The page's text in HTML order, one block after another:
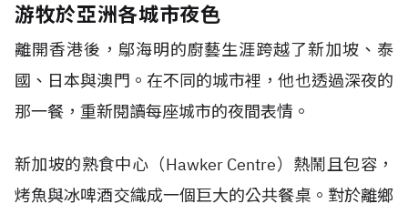
游牧於亞洲各城市夜色
離開香港後，鄔海明的廚藝生涯跨越了新加坡、泰
國、日本與澳門。在不同的城市裡，他也透過深夜的
那一餐，重新閱讀每座城市的夜間表情。
新加坡的熟食中心（Hawker Centre）熱鬧且包容，
烤魚與冰啤酒交織成一個巨大的公共餐桌。對於離鄉